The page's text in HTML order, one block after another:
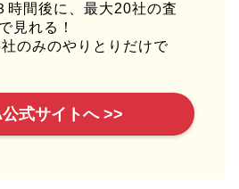
時間後に、最大20社の査
見れる！
のみのやりとりだけで
式サイトへ >>